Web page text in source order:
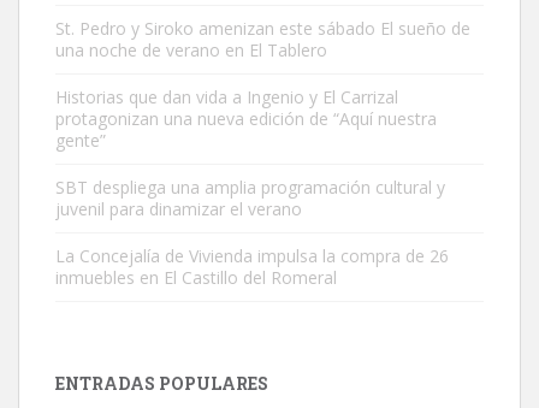
Este gato macho ha aparecido en la calle hace menos de un mes,
es muy manso y extremadamente cari...
Leales.org » Gran Canaria
St. Pedro y Siroko amenizan este sábado El sueño de
una noche de verano en El Tablero
Historias que dan vida a Ingenio y El Carrizal
protagonizan una nueva edición de “Aquí nuestra
gente”
SBT despliega una amplia programación cultural y
juvenil para dinamizar el verano
La Concejalía de Vivienda impulsa la compra de 26
inmuebles en El Castillo del Romeral
ENTRADAS POPULARES